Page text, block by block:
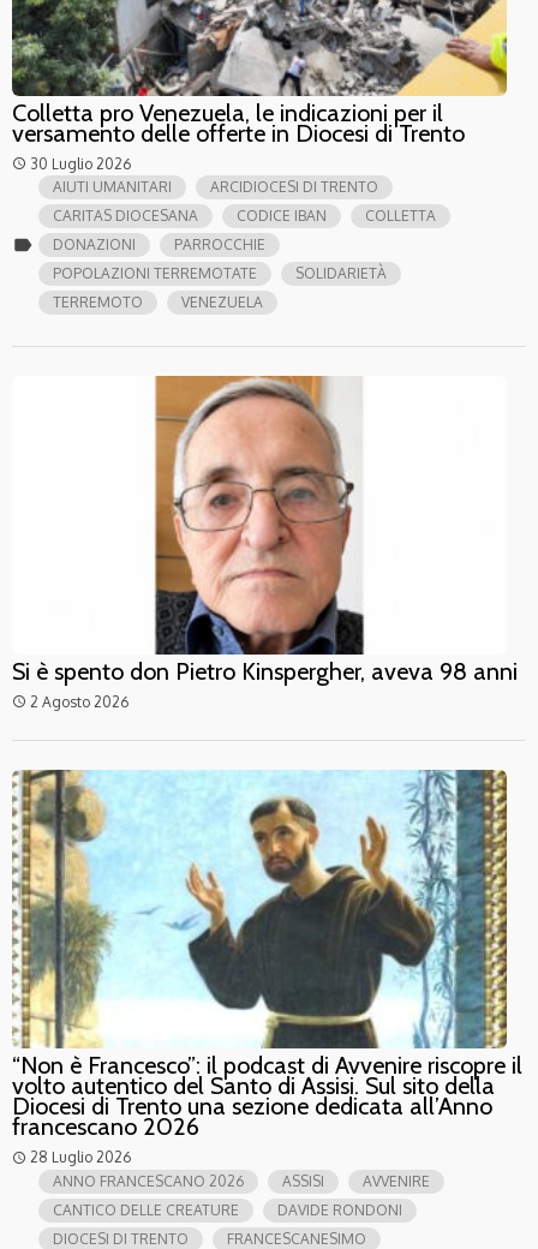
Colletta pro Venezuela, le indicazioni per il
versamento delle offerte in Diocesi di Trento
access_time 30 Luglio 2026
label
AIUTI UMANITARI
ARCIDIOCESI DI TRENTO
CARITAS DIOCESANA
CODICE IBAN
COLLETTA
DONAZIONI
PARROCCHIE
POPOLAZIONI TERREMOTATE
SOLIDARIETÀ
TERREMOTO
VENEZUELA
Si è spento don Pietro Kinspergher, aveva 98 anni
access_time 2 Agosto 2026
“Non è Francesco”: il podcast di Avvenire riscopre il
volto autentico del Santo di Assisi. Sul sito della
Diocesi di Trento una sezione dedicata all’Anno
francescano 2026
access_time 28 Luglio 2026
ANNO FRANCESCANO 2026 ASSISI
AVVENIRE
CANTICO DELLE CREATURE
DAVIDE RONDONI
DIOCESI DI TRENTO
FRANCESCANESIMO